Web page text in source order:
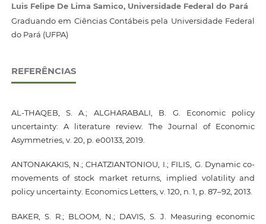
Luis Felipe De Lima Samico, Universidade Federal do Pará
Graduando em Ciências Contábeis pela Universidade Federal
do Pará (UFPA)
REFERÊNCIAS
AL-THAQEB, S. A.; ALGHARABALI, B. G. Economic policy
uncertainty: A literature review. The Journal of Economic
Asymmetries, v. 20, p. e00133, 2019.
ANTONAKAKIS, N.; CHATZIANTONIOU, I.; FILIS, G. Dynamic co-
movements of stock market returns, implied volatility and
policy uncertainty. Economics Letters, v. 120, n. 1, p. 87–92, 2013.
BAKER, S. R.; BLOOM, N.; DAVIS, S. J. Measuring economic